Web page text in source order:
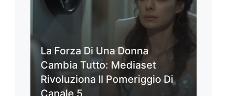
La Forza Di Una Donna
Cambia Tutto: Mediaset
Rivoluziona Il Pomeriggio Di
Canale 5